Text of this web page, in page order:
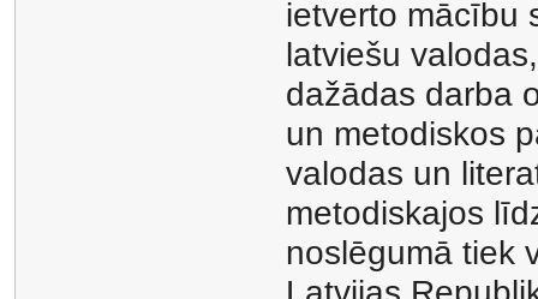
ietverto mācību
latviešu
dažādas darba
un metodiskos
valodas un
metodiskajos
noslēgumā tiek